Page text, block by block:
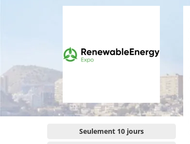
Seulement 10 jours